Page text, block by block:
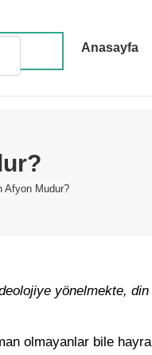
Anasayfa
Afyon Mudur?
yönelmekte,
olmayanlar bile